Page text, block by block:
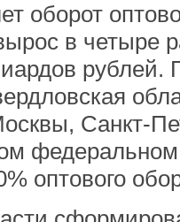
оборот
в четыре
рублей.
Санкт-
оптового